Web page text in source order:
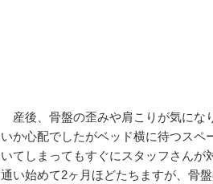
産後、骨盤の歪みや肩こりが気にな
いか心配でしたがベッド横に待つスペ
いてしまってもすぐにスタッフさんが
通い始めて2ヶ月ほどたちますが、骨